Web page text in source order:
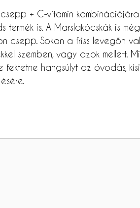
csepp + C-vitamin
termék is. A Marslakócskák is
csepp. Sokan a friss levegőn
szemben, vagy azok mellett.
fektetne hangsúlyt az óvodás,